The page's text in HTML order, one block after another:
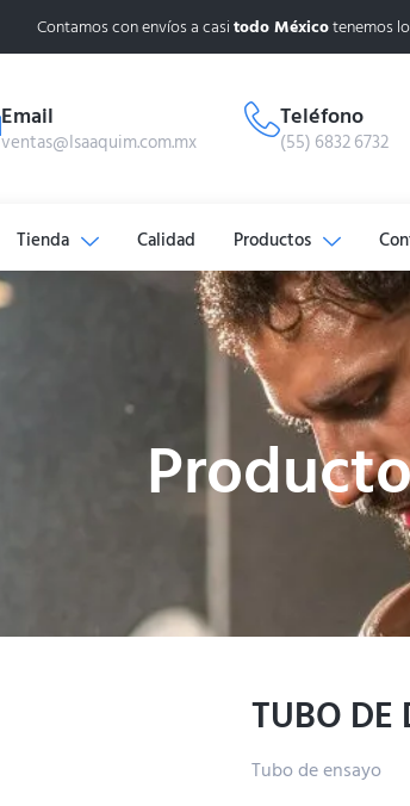
Contamos con envíos a casitodo Méxicotenemos
Email
ventas@Isaaquim.com.mx
Teléfono
(55) 6832 6732
Tienda Calidad Productos
TUBO
Tubo de ensayo